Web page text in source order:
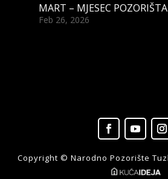
MART – MJESEC
Feb 26, 2026
Copyright © Narodno Pozorište